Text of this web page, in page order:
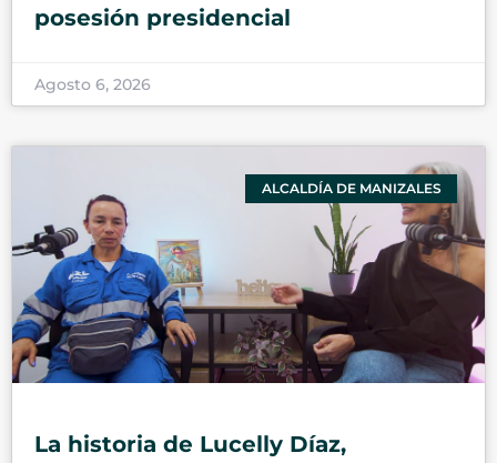
posesión presidencial
Agosto 6, 2026
ALCALDÍA DE MANIZALES
La historia de Lucelly Díaz,